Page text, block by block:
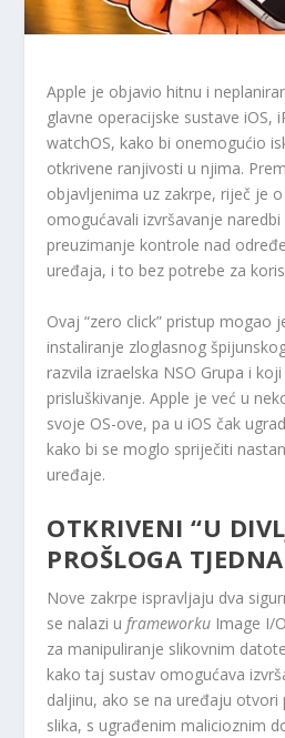
Apple je objavio hitnu i
glavne operacijske sustave iOS,
watchOS, kako bi onemogućio
otkrivene ranjivosti u njima.
objavljenima uz zakrpe, riječ je
omogućavali izvršavanje
preuzimanje kontrole nad
uređaja, i to bez potrebe za
Ovaj “zero click” pristup mogao
instaliranje zloglasnog
razvila izraelska NSO Grupa i
prisluškivanje. Apple je već u
svoje OS-ove, pa u iOS čak
kako bi se moglo spriječiti
uređaje.
OTKRIVENI “U
PROŠLOGA TJEDNA
Nove zakrpe ispravljaju dva
se nalazi uframeworku Image I/
za manipuliranje slikovnim
kako taj sustav omogućava
daljinu, ako se na uređaju otvori
slika, s ugrađenim malicioznim